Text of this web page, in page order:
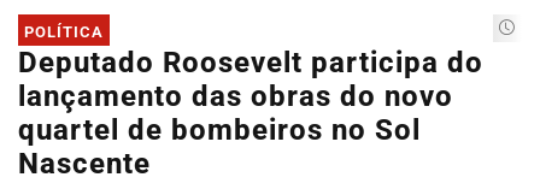
EM ALTA
POLÍTICA
Deputado Roosevelt participa do
lançamento das obras do novo
quartel de bombeiros no Sol
Nascente